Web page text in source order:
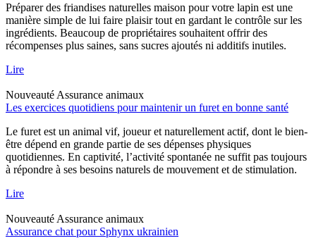
Préparer des friandises naturelles maison pour votre lapin est une
manière simple de lui faire plaisir tout en gardant le contrôle sur les
ingrédients. Beaucoup de propriétaires souhaitent offrir des
récompenses plus saines, sans sucres ajoutés ni additifs inutiles.
Lire
Nouveauté Assurance animaux
Les exercices quotidiens pour maintenir un furet en bonne santé
Le furet est un animal vif, joueur et naturellement actif, dont le bien-
être dépend en grande partie de ses dépenses physiques
quotidiennes. En captivité, l’activité spontanée ne suffit pas toujours
à répondre à ses besoins naturels de mouvement et de stimulation.
Lire
Nouveauté Assurance animaux
Assurance chat pour Sphynx ukrainien